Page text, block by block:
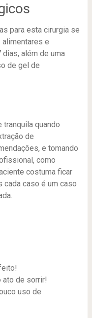
para esta cirurgia se
e
além de uma
de gel de
tranquila quando
de
e tomando
como
costuma ficar
cada caso é um caso
ato de sorrir!
uso de